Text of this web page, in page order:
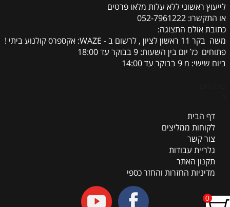
לייעוץ ראשוני ללא עלות מלאו פרטים
או התקשרו: 052-7961222
כתובת אולם התצוגה:
משה בקר 11 ראשון לציון , לרשום ב - WAZE: אקספרס קולנוע ביתי !
פתוחים כל יום בין השעות: 9 בבוקר עד 18:00
ביום שישי: מ 9 בבוקר עד 14:00
דף הבית
לקוחות ממליצים
צור קשר
גלריית עבודות
תקנון האתר
מדיניות החזרות והחזר כספי
0